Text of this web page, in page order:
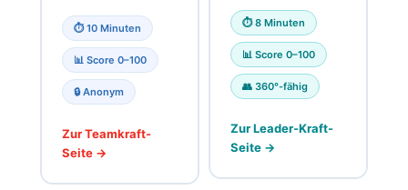
⏱ 10 Minuten
📊 Score 0–100
🔒 Anonym
Zur Teamkraft-
Seite →
⏱ 8 Minuten
📊 Score 0–100
👥 360°-fähig
Zur Leader-Kraft-
Seite →